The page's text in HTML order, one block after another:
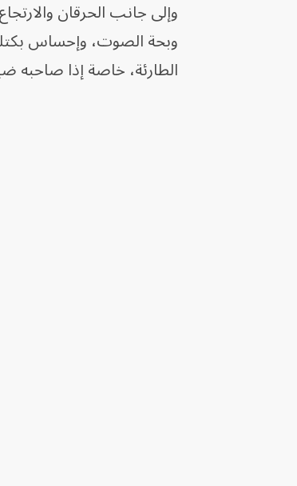
وإلى جانب الحرقان
وبحة الصوت، وإحساس
الطارئة، خاصة إذا صاحبه